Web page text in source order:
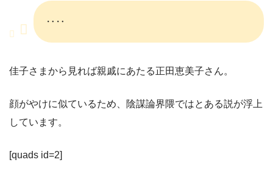
‥‥
佳子さまから見れば親戚にあたる正田恵美子さん。
顔がやけに似ているため、陰謀論界隈ではとある説が浮上
しています。
[quads id=2]